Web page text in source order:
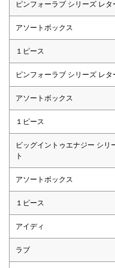
ピンフォーラブ シリーズ レタ
アソートボックス
１ピース
ピンフォーラブ シリーズ レタ
アソートボックス
１ピース
ビッグイントゥエナジー シリ
ト
アソートボックス
１ピース
アイディ
ラブ